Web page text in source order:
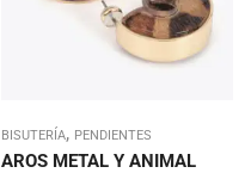
BISUTERÍA, PENDIENTES
AROS METAL Y ANIMAL